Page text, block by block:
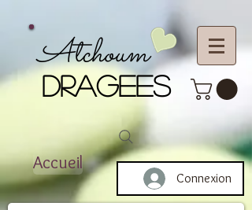
DRAGEES
Atchoum
Accueil
Connexion